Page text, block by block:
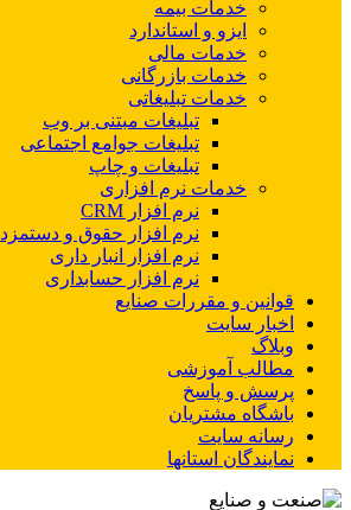
خدمات بیمه
ایزو و استاندارد
خدمات مالی
خدمات بازرگانی
خدمات تبلیغاتی
تبلیغات مبتنی بر وب
تبلیغات جوامع اجتماعی
تبلیغات و چاپ
خدمات نرم افزاری
نرم افزار CRM
نرم افزار حقوق و دستمزد
نرم افزار انبار داری
نرم افزار حسابداری
قوانین و مقررات صنایع
اخبار سایت
وبلاگ
مطالب آموزشی
پرسش و پاسخ
باشگاه مشتریان
رسانه سایت
نمایندگان استانها